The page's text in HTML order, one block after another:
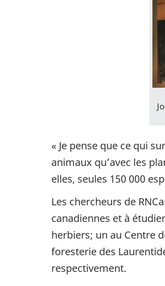
« Je pense que ce qui
animaux qu’avec les
elles, seules 150 000
Les chercheurs de
canadiennes et à
herbiers; un au Centre
foresterie des
respectivement.